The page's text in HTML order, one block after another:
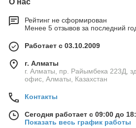
Рейтинг не сформирован
Менее 5 отзывов за последний
Работает с 03.10.2009
г. Алматы
г. Алматы, пр. Райымбека 223Д,
офис, Алматы, Казахстан
Контакты
Сегодня работает с 09:00 до
Показать весь график работы